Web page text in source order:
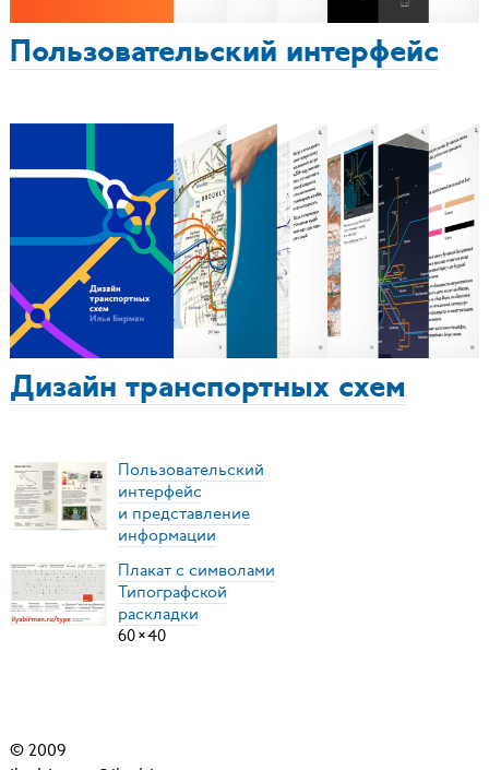
Пользовательский интерфейс
Дизайн транспортных схем
Пользовательский
интерфейс
и представление
информации
Плакат с символами
Типографской
раскладки
60×40
© 2009